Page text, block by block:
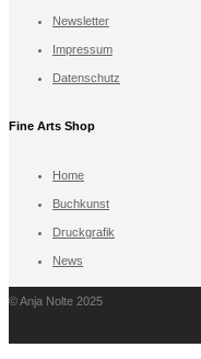
Newsletter
Impressum
Datenschutz
Fine Arts Shop
Home
Buchkunst
Druckgrafik
News
© Anja Nolte 2025